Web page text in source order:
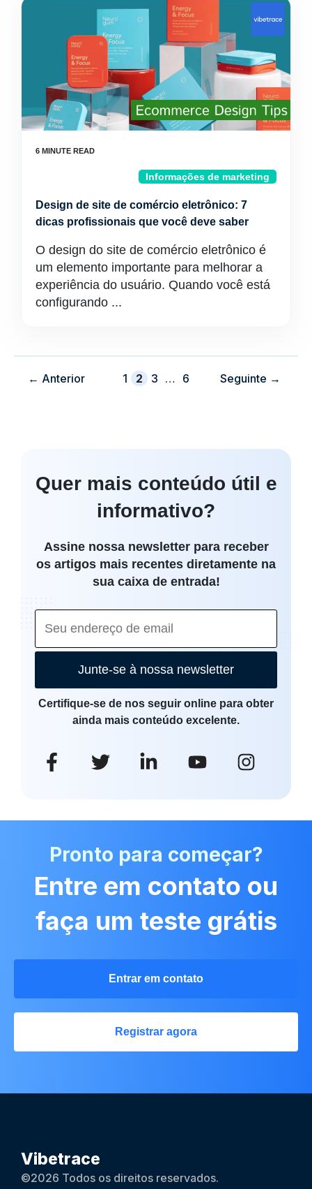
Informações de marketing
Design de site de comércio eletrônico: 7
dicas profissionais que você deve saber
O design do site de comércio eletrônico é
um elemento importante para melhorar a
experiência do usuário. Quando você está
configurando ...
← Anterior Página
1 Página
2 Página
3 … Página
6 Seguinte →
Quer mais conteúdo útil e
informativo?
Assine nossa newsletter para receber
os artigos mais recentes diretamente na
sua caixa de entrada!
Junte-se à nossa newsletter
Certifique-se de nos seguir online para obter
ainda mais conteúdo excelente.
Pronto para começar?
Entre em contato ou
faça um teste grátis
Entrar em contato
Registrar agora
Vibetrace
©2026 Todos os direitos reservados.